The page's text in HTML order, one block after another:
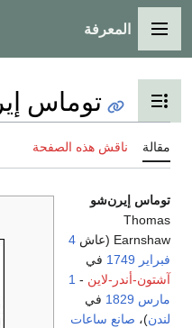
القائمة الرئيسية
المعرفة
تبديل عرض جدولتوماس
مقالة ناقش هذه الصفحة
توماس إيرن‌شو
Thomas
Earnshaw (عاش
4
فبراير 1749 في
آشتون-أندر-لاين -
1
مارس 1829 في
لندن)، صانع ساعات